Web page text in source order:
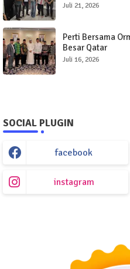
Juli 21, 2026
Perti Bersama
Besar Qatar
Juli 16, 2026
SOCIAL PLUGIN
facebook
instagram